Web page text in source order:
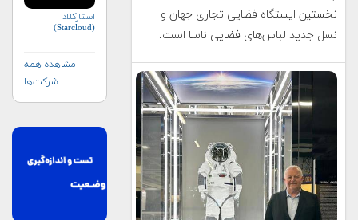
نخستین ایستگاه‌ فضایی تجاری جهان و
نسل جدید لباس‌های فضایی ناسا است.
استارکلاد
(Starcloud)
مشاهده همه
شرکت‌ها